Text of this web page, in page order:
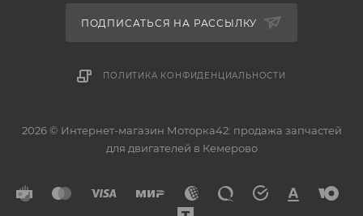
ПОДПИСАТЬСЯ НА РАССЫЛКУ
ПОЛИТИКА КОНФИДЕНЦИАЛЬНОСТИ
2026 © Интернет-магазин Моторка42: продажа запчастей
для двигателей в Кемерово